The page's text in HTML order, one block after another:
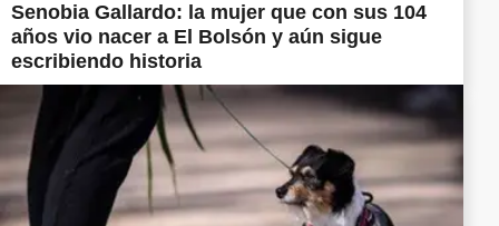
Senobia Gallardo: la mujer que con sus 104
años vio nacer a El Bolsón y aún sigue
escribiendo historia